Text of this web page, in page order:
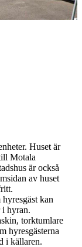
Huset är
Motala
är också
av huset
kan
i hyran.
torktumlare
hyresgästerna
i källaren.